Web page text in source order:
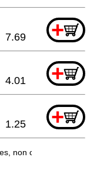
+
7.69
+
4.01
+
1.25
non commandable